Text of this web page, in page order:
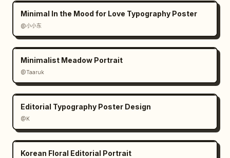
Minimal In the Mood for Love Typography Poster
@小小东
Minimalist Meadow Portrait
@Taaruk
Editorial Typography Poster Design
@K
Korean Floral Editorial Portrait